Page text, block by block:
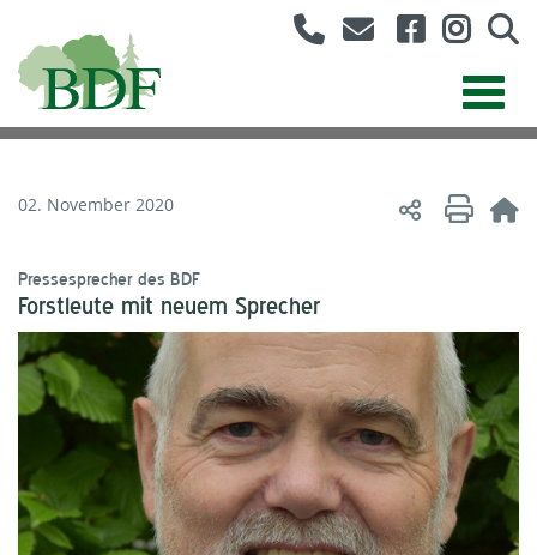
02. November 2020
Pressesprecher des BDF
Forstleute mit neuem Sprecher